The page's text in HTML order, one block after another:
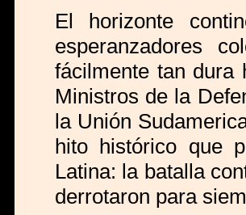
El horizonte
esperanzadores
fácilmente tan dura
Ministros de la
la Unión
hito histórico que
Latina: la batalla
derrotaron para